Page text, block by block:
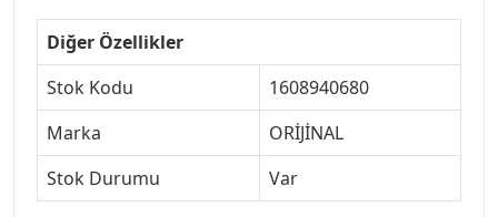
Diğer Özellikler
Stok Kodu
1608940680
Marka
ORİJİNAL
Stok Durumu
Var